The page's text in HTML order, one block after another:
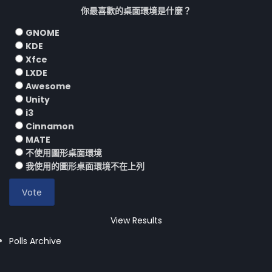
你最喜歡的桌面環境是什麼？
GNOME
KDE
Xfce
LXDE
Awesome
Unity
i3
Cinnamon
MATE
不使用圖形桌面環境
我使用的圖形桌面環境不在上列
View Results
Polls Archive